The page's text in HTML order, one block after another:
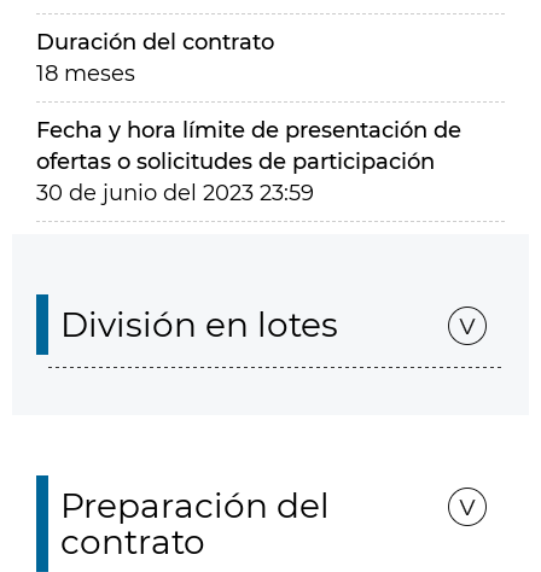
Duración del contrato
18 meses
Fecha y hora límite de presentación de
ofertas o solicitudes de participación
30 de junio del 2023 23:59
División en lotes
Preparación del
contrato